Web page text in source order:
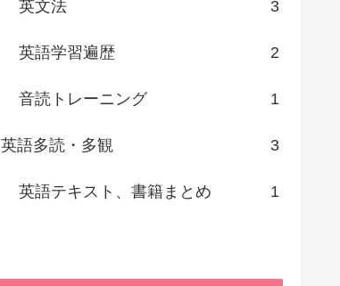
英文法 3
英語学習遍歴 2
音読トレーニング 1
英語多読・多観 3
英語テキスト、書籍まとめ 1